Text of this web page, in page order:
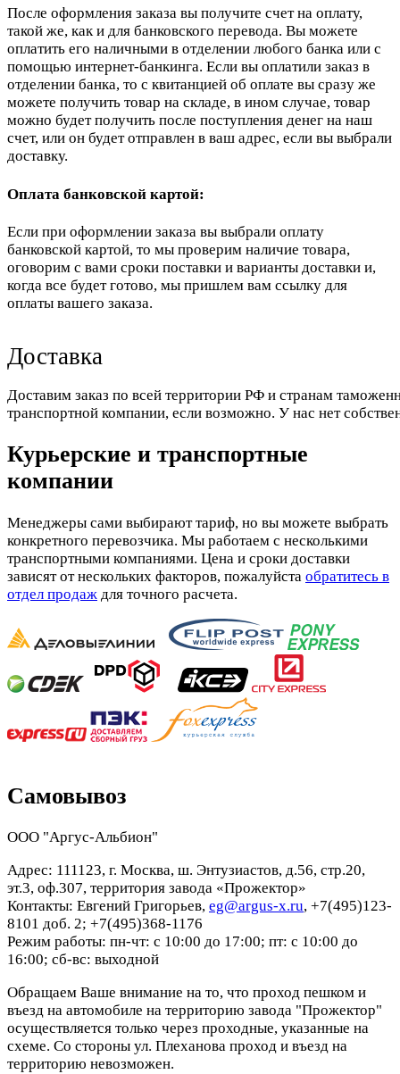
После оформления заказа вы получите счет на оплату,
такой же, как и для банковского перевода. Вы можете
оплатить его наличными в отделении любого банка или с
помощью интернет-банкинга. Если вы оплатили заказ в
отделении банка, то с квитанцией об оплате вы сразу же
можете получить товар на складе, в ином случае, товар
можно будет получить после поступления денег на наш
счет, или он будет отправлен в ваш адрес, если вы выбрали
доставку.
Оплата банковской картой:
Если при оформлении заказа вы выбрали оплату
банковской картой, то мы проверим наличие товара,
оговорим с вами сроки поставки и варианты доставки и,
когда все будет готово, мы пришлем вам ссылку для
оплаты вашего заказа.
Доставка
Доставим заказ по всей территории РФ и странам
транспортной компании, если возможно. У нас нет
Курьерские и транспортные
компании
Менеджеры сами выбирают тариф, но вы можете выбрать
конкретного перевозчика. Мы работаем с несколькими
транспортными компаниями. Цена и сроки доставки
зависят от нескольких факторов, пожалуйста обратитесь в
отдел продаж для точного расчета.
Самовывоз
ООО "Аргус-Альбион"
Адрес: 111123, г. Москва, ш. Энтузиастов, д.56, стр.20,
эт.3, оф.307, территория завода «Прожектор»
Контакты: Евгений Григорьев, eg@argus-x.ru, +7(495)123-
8101 доб. 2; +7(495)368-1176
Режим работы: пн-чт: с 10:00 до 17:00; пт: с 10:00 до
16:00; сб-вс: выходной
Обращаем Ваше внимание на то, что проход пешком и
въезд на автомобиле на территорию завода "Прожектор"
осуществляется только через проходные, указанные на
схеме. Со стороны ул. Плеханова проход и въезд на
территорию невозможен.